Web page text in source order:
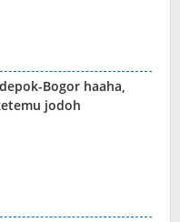
Bogor haaha,
jodoh